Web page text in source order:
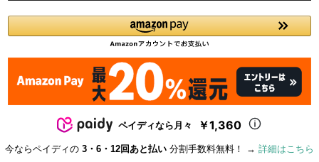
ペイディなら月々 ￥1,360
今ならペイディの 3・6・12回あと払い 分割手数料無料！ → 詳細はこちら